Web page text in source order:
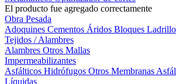
El producto fue agregado correctamente
Obra Pesada
Adoquines Cementos Áridos Bloques
Tejidos / Alambres
Alambres Otros Mallas
Impermeabilizantes
Asfálticos Hidrófugos Otros Membranas
Líquidas